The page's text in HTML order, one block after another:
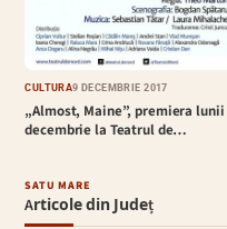
CULTURĂ9 DECEMBRIE 2017
„Almost, Maine”, premiera lunii
decembrie la Teatrul de…
SATU MARE
Articole din Județ